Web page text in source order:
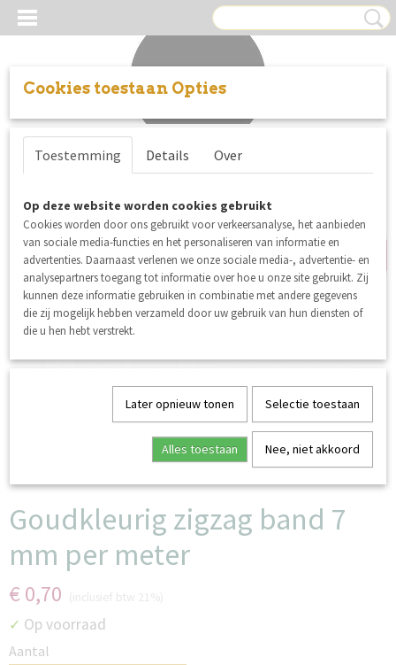
Inloggen Registreren
nieuw
Goudkleurig zigzag band 7
mm per meter
€ 0,70
✓ Op voorraad
Aantal
Cookies toestaan Opties
Toestemming Details Over
Op deze website worden cookies gebruikt
Cookies worden door ons gebruikt voor verkeersanalyse, het aanbieden
van sociale media-functies en het personaliseren van informatie en
advertenties. Daarnaast verlenen we onze sociale media-, advertentie- en
analysepartners toegang tot informatie over hoe u onze site gebruikt. Zij
kunnen deze informatie gebruiken in combinatie met andere gegevens
die zij mogelijk hebben verzameld door uw gebruik van hun diensten of
die u hen hebt verstrekt.
Later opnieuw tonen Selectie toestaan
Alles toestaan Nee, niet akkoord